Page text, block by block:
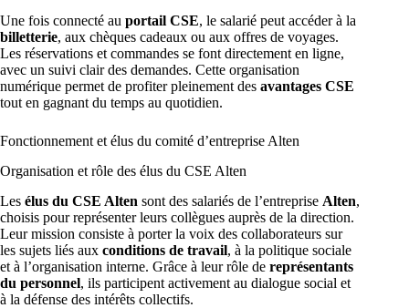
Une fois connecté au portail CSE, le salarié peut accéder à la
billetterie, aux chèques cadeaux ou aux offres de voyages.
Les réservations et commandes se font directement en ligne,
avec un suivi clair des demandes. Cette organisation
numérique permet de profiter pleinement des avantages CSE
tout en gagnant du temps au quotidien.
Fonctionnement et élus du comité d’entreprise Alten
Organisation et rôle des élus du CSE Alten
Les élus du CSE Alten sont des salariés de l’entreprise Alten,
choisis pour représenter leurs collègues auprès de la direction.
Leur mission consiste à porter la voix des collaborateurs sur
les sujets liés aux conditions de travail, à la politique sociale
et à l’organisation interne. Grâce à leur rôle de représentants
du personnel, ils participent activement au dialogue social et
à la défense des intérêts collectifs.